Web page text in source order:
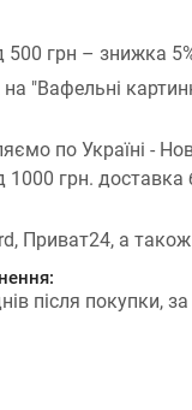
500 грн – знижка
"Вафельні
по Україні -
1000 грн.
Приват24, а
після покупки,